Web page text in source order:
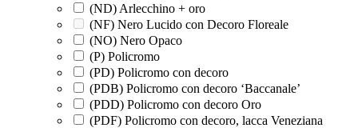
(ND) Arlecchino + oro
(NF) Nero Lucido con Decoro Floreale
(NO) Nero Opaco
(P) Policromo
(PD) Policromo con decoro
(PDB) Policromo con decoro ‘Baccanale’
(PDD) Policromo con decoro Oro
(PDF) Policromo con decoro, lacca Veneziana